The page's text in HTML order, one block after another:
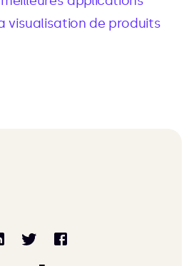
visualisation de produits